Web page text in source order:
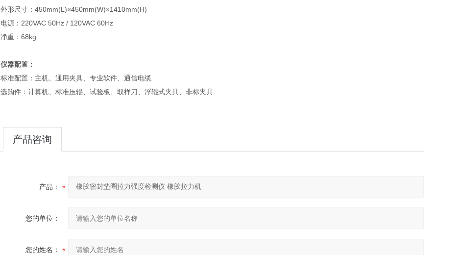
外形尺寸：450mm(L)×450mm(W)×1410mm(H)
电源：220VAC 50Hz / 120VAC 60Hz
净重：68kg
仪器配置：
标准配置：主机、通用夹具、专业软件、通信电缆
选购件：计算机、标准压辊、试验板、取样刀、浮辊式夹具、非标夹具
产品咨询
产品：
您的单位：
您的姓名：